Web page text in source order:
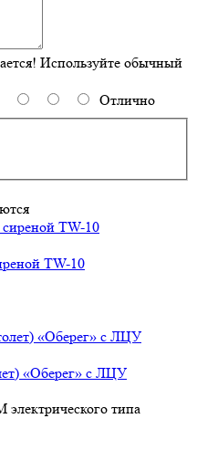
Используйте обычный
Отлично
TW-10
«Оберег» с ЛЦУ
типа